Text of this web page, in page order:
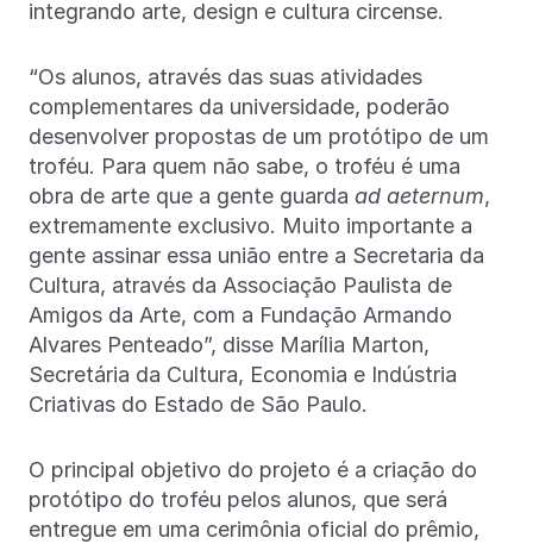
integrando arte, design e cultura circense.
“Os alunos, através das suas atividades
complementares da universidade, poderão
desenvolver propostas de um protótipo de um
troféu. Para quem não sabe, o troféu é uma
obra de arte que a gente guarda ad aeternum,
extremamente exclusivo. Muito importante a
gente assinar essa união entre a Secretaria da
Cultura, através da Associação Paulista de
Amigos da Arte, com a Fundação Armando
Alvares Penteado”, disse Marília Marton,
Secretária da Cultura, Economia e Indústria
Criativas do Estado de São Paulo.
O principal objetivo do projeto é a criação do
protótipo do troféu pelos alunos, que será
entregue em uma cerimônia oficial do prêmio,